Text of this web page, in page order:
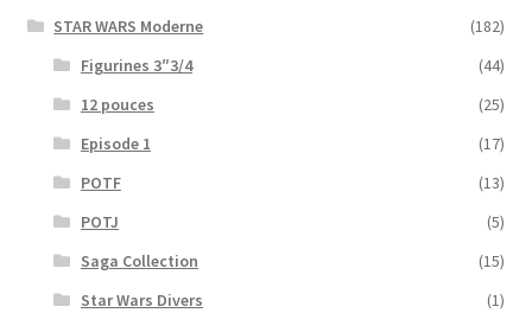
STAR WARS Moderne
(182)
Figurines 3″3/4
(44)
12 pouces
(25)
Episode 1
(17)
POTF
(13)
POTJ
(5)
Saga Collection
(15)
Star Wars Divers
(1)